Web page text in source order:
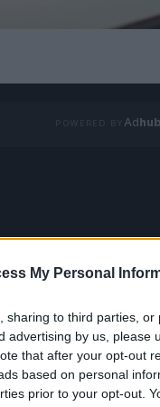
My Personal
sharing to third parties,
advertising by us, please
that after your opt-out
based on personal
prior to your opt-out.
Adhub
l’attenzione
token ossia il costo
Questa
perché, a